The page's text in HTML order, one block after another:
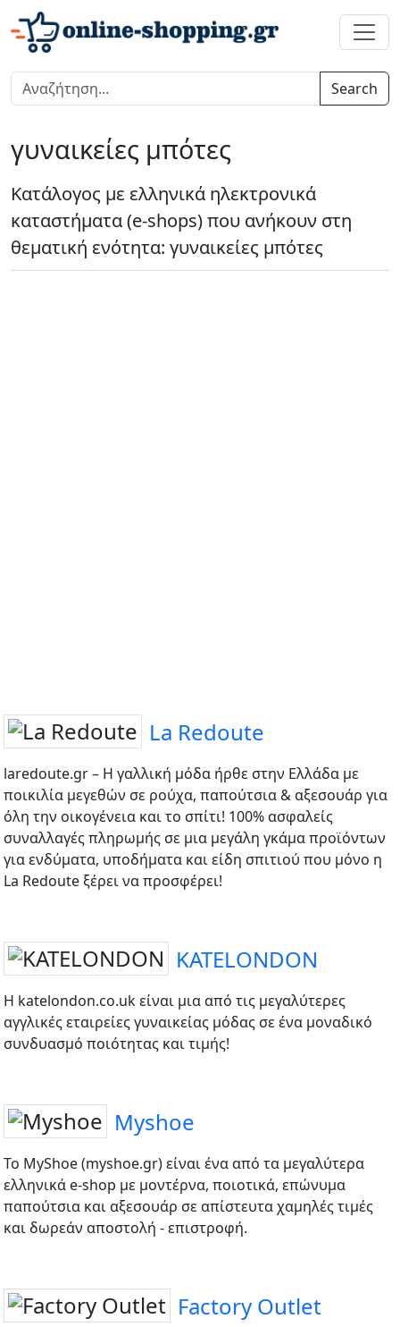
Search
γυναικείες μπότες
Κατάλογος με ελληνικά ηλεκτρονικά
καταστήματα (e-shops) που ανήκουν στη
θεματική ενότητα: γυναικείες μπότες
La Redoute
laredoute.gr – Η γαλλική μόδα ήρθε στην Ελλάδα με
ποικιλία μεγεθών σε ρούχα, παπούτσια & αξεσουάρ για
όλη την οικογένεια και το σπίτι! 100% ασφαλείς
συναλλαγές πληρωμής σε μια μεγάλη γκάμα προϊόντων
για ενδύματα, υποδήματα και είδη σπιτιού που μόνο η
La Redoute ξέρει να προσφέρει!
KATELONDON
Η katelondon.co.uk είναι μια από τις μεγαλύτερες
αγγλικές εταιρείες γυναικείας μόδας σε ένα μοναδικό
συνδυασμό ποιότητας και τιμής!
Myshoe
Το MyShoe (myshoe.gr) είναι ένα από τα μεγαλύτερα
ελληνικά e-shop με μοντέρνα, ποιοτικά, επώνυμα
παπούτσια και αξεσουάρ σε απίστευτα χαμηλές τιμές
και δωρεάν αποστολή - επιστροφή.
Factory Outlet